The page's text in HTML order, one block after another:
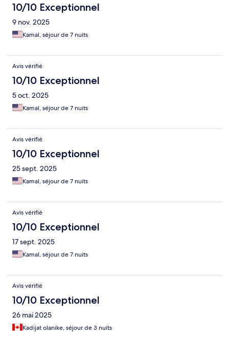
10/10 Exceptionnel
9 nov. 2025
Kamal, séjour de 7 nuits
Avis vérifié
10/10 Exceptionnel
5 oct. 2025
Kamal, séjour de 7 nuits
Avis vérifié
10/10 Exceptionnel
25 sept. 2025
Kamal, séjour de 7 nuits
Avis vérifié
10/10 Exceptionnel
17 sept. 2025
Kamal, séjour de 7 nuits
Avis vérifié
10/10 Exceptionnel
26 mai 2025
Kadijat olanike, séjour de 3 nuits